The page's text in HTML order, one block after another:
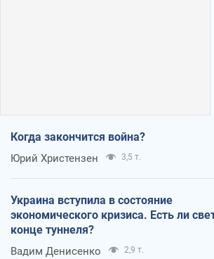
Когда закончится война?
Юрий Христензен 3,5 т.
Украина вступила в состояние
экономического кризиса. Есть ли
конце туннеля?
Вадим Денисенко 2,9 т.